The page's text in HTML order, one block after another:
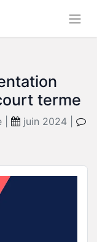
terme
|
juin 2024 |